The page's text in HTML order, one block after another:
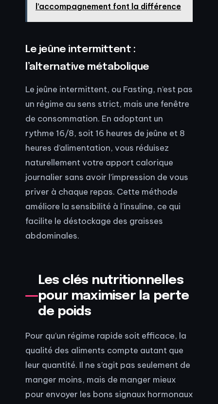
l’accompagnement font la différence
Le jeûne intermittent :
l’alternative métabolique
Le jeûne intermittent, ou Fasting, n’est pas
un régime au sens strict, mais une fenêtre
de consommation. En adoptant un
rythme 16/8, soit 16 heures de jeûne et 8
heures d’alimentation, vous réduisez
naturellement votre apport calorique
journalier sans avoir l’impression de vous
priver à chaque repas. Cette méthode
améliore la sensibilité à l’insuline, ce qui
facilite le déstockage des graisses
abdominales.
Les clés nutritionnelles
pour maximiser la perte
de poids
Pour qu’un régime rapide soit efficace, la
qualité des aliments compte autant que
leur quantité. Il ne s’agit pas seulement de
manger moins, mais de manger mieux
pour envoyer les bons signaux hormonaux